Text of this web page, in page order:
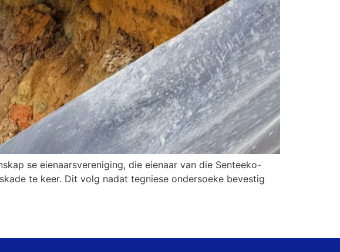
se eienaarsvereniging, die eienaar van die Senteeko-
te keer. Dit volg nadat tegniese ondersoeke bevestig